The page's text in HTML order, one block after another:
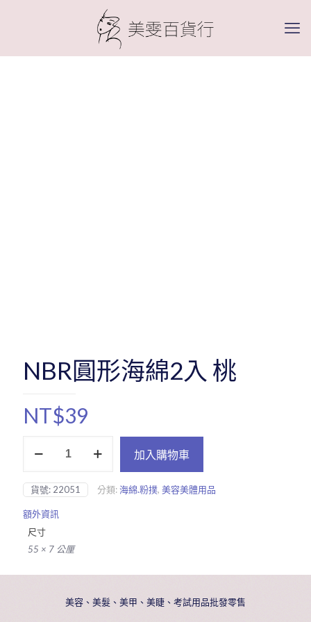
NBR圓形海綿2入 桃
NT$39
海
綿
2
入
桃
數
加入購物車
貨號: 22051 分類: 海綿.粉撲, 美容美體用品
額外資訊
尺寸
55 × 7 公厘
美容、美髮、美甲、美睫、考試用品批發零售